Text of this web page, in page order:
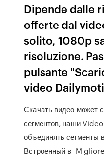
Dipende dalle
offerte dal
solito, 1080p
risoluzione.
pulsante
video
Скачать видео может
сегментов, наши
объединять сегменты
Встроенный в